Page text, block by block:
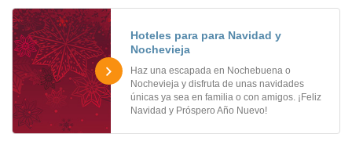
Hoteles para para Navidad y
Nochevieja
Haz una escapada en Nochebuena o
Nochevieja y disfruta de unas navidades
únicas ya sea en familia o con amigos. ¡Feliz
Navidad y Próspero Año Nuevo!